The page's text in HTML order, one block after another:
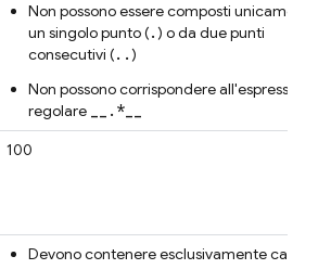
Non possono essere composti unicamente
un singolo punto (.) o da due punti
consecutivi (..)
Non possono corrispondere all'espressione
regolare __.*__
100
Devono contenere esclusivamente caratteri